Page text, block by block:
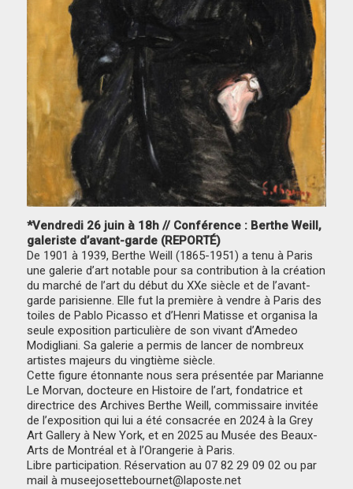
*Vendredi 26 juin à 18h // Conférence : Berthe Weill,
galeriste d’avant-garde (REPORTÉ)
De 1901 à 1939, Berthe Weill (1865-1951) a tenu à Paris
une galerie d’art notable pour sa contribution à la création
du marché de l’art du début du XXe siècle et de l’avant-
garde parisienne. Elle fut la première à vendre à Paris des
toiles de Pablo Picasso et d’Henri Matisse et organisa la
seule exposition particulière de son vivant d’Amedeo
Modigliani. Sa galerie a permis de lancer de nombreux
artistes majeurs du vingtième siècle.
Cette figure étonnante nous sera présentée par Marianne
Le Morvan, docteure en Histoire de l’art, fondatrice et
directrice des Archives Berthe Weill, commissaire invitée
de l’exposition qui lui a été consacrée en 2024 à la Grey
Art Gallery à New York, et en 2025 au Musée des Beaux-
Arts de Montréal et à l’Orangerie à Paris.
Libre participation. Réservation au 07 82 29 09 02 ou par
mail à museejosettebournet@laposte.net